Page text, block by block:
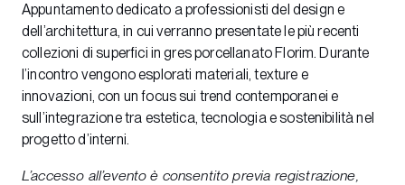
Appuntamento dedicato a professionisti del design e
dell’architettura, in cui verranno presentate le più recenti
collezioni di superfici in gres porcellanato Florim. Durante
l’incontro vengono esplorati materiali, texture e
innovazioni, con un focus sui trend contemporanei e
sull’integrazione tra estetica, tecnologia e sostenibilità nel
progetto d’interni.
L’accesso all’evento è consentito previa registrazione,